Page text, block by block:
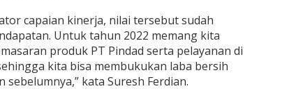
capaian kinerja, nilai tersebut sudah
Untuk tahun 2022 memang kita
produk PT Pindad serta pelayanan di
kita bisa membukukan laba bersih
kata Suresh Ferdian.